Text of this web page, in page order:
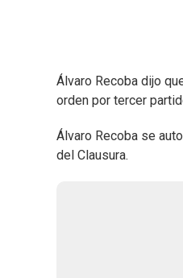
Álvaro Recoba dijo
orden por tercer
Álvaro Recoba se
del Clausura.